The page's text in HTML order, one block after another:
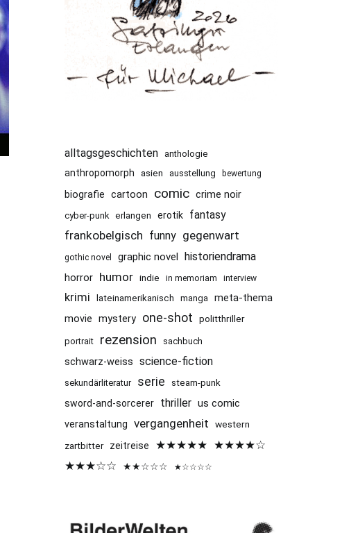
alltagsgeschichten anthologie
anthropomorph asien ausstellung bewertung
biografie cartoon comic crime noir
cyber-punk erlangen erotik fantasy
frankobelgisch funny gegenwart
gothic novel graphic novel historiendrama
horror humor indie in memoriam interview
krimi lateinamerikanisch manga meta-thema
movie mystery one-shot politthriller
portrait rezension sachbuch
schwarz-weiss science-fiction
sekundärliteratur serie steam-punk
sword-and-sorcerer thriller us comic
veranstaltung vergangenheit western
zartbitter zeitreise ★★★★★ ★★★★☆
★★★☆☆ ★★☆☆☆ ★☆☆☆☆